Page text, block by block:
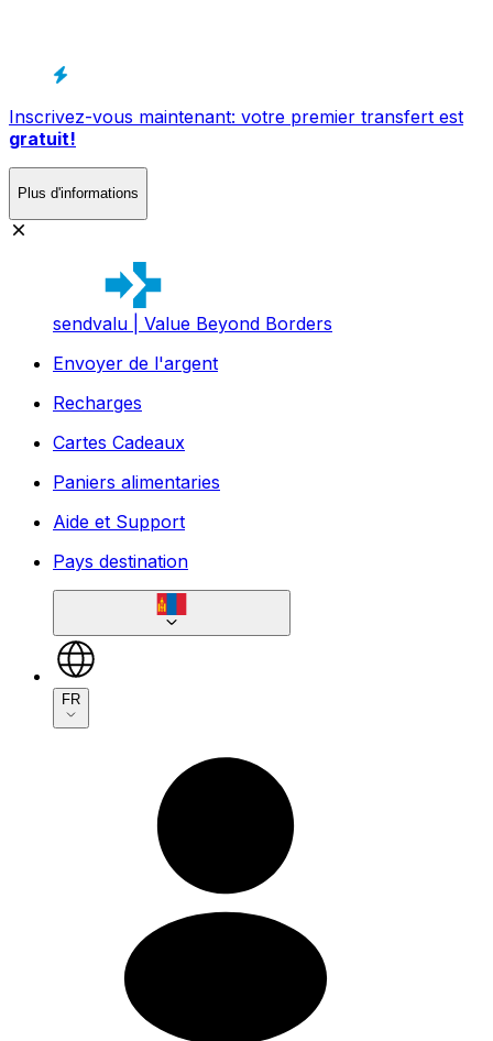
Inscrivez-vous maintenant: votre premier transfert est
gratuit!
Plus d'informations
sendvalu | Value Beyond Borders
Envoyer de l'argent
Recharges
Cartes Cadeaux
Paniers alimentaries
Aide et Support
Pays destination
FR